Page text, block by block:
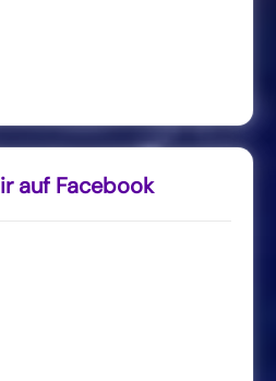
auf Facebook